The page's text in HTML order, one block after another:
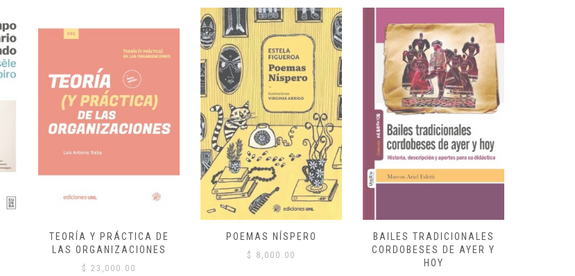
TEORÍA Y PRÁCTICA DE
LAS ORGANIZACIONES
$ 23,000.00
POEMAS NÍSPERO
$ 8,000.00
BAILES TRADICIONALES
CORDOBESES DE AYER Y
HOY